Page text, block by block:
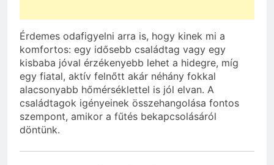
Érdemes odafigyelni arra is, hogy kinek mi a
komfortos: egy idősebb családtag vagy egy
kisbaba jóval érzékenyebb lehet a hidegre, míg
egy fiatal, aktív felnőtt akár néhány fokkal
alacsonyabb hőmérséklettel is jól elvan. A
családtagok igényeinek összehangolása fontos
szempont, amikor a fűtés bekapcsolásáról
döntünk.